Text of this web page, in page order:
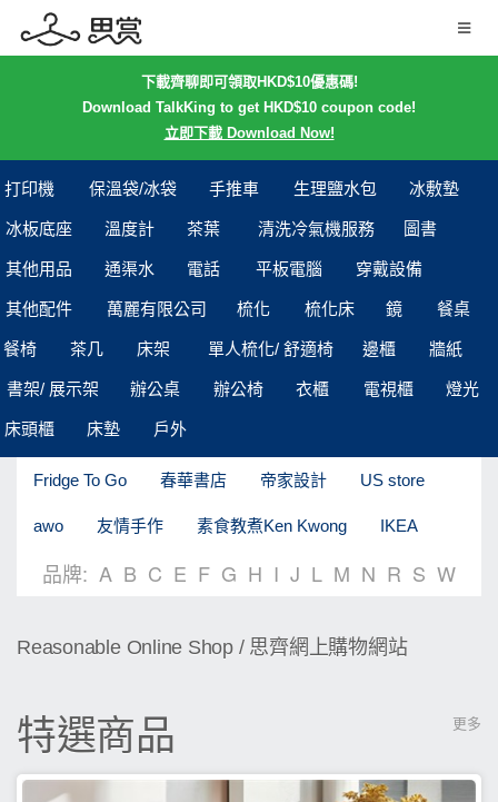
下載齊聊即可領取HKD$10優惠碼!
Download TalkKing to get HKD$10 coupon code!
立即下載 Download Now!
打印機 保溫袋/冰袋 手推車 生理鹽水包 冰敷墊
冰板底座 溫度計 茶葉 清洗冷氣機服務 圖書
其他用品 通渠水 電話 平板電腦 穿戴設備
其他配件 萬麗有限公司 梳化 梳化床 鏡 餐桌
餐椅 茶几 床架 單人梳化/ 舒適椅 邊櫃 牆紙
書架/ 展示架 辦公桌 辦公椅 衣櫃 電視櫃 燈光
床頭櫃 床墊 戶外
Fridge To Go 春華書店 帝家設計 US store
awo 友情手作 素食教煮Ken Kwong IKEA
品牌: A B C E F G H I J L M N R S W
Reasonable Online Shop / 思齊網上購物網站
特選商品 更多